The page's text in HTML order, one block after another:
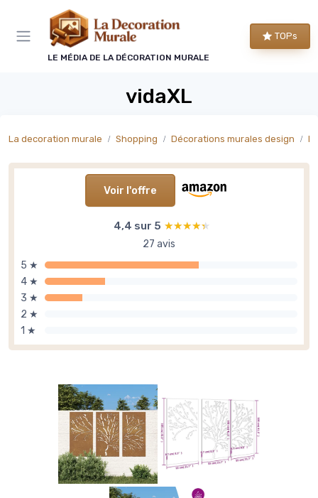
LE MÉDIA DE LA DÉCORATION MURALE
TOPs
vidaXL
La decoration murale Shopping Décorations murales design
Voir l'offre
4,4 sur 5 ★★★★★
★★★★★
27 avis
5 ★
4 ★
3 ★
2 ★
1 ★
Panneau de gestion des cookies